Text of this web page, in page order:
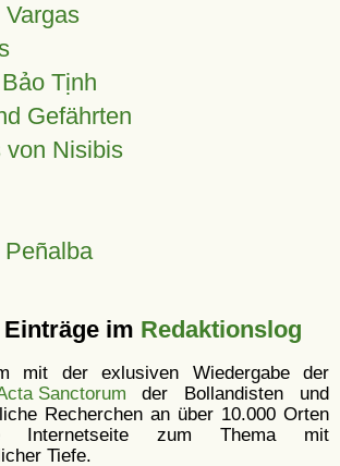
Tịnh
Gefährten
von Nisibis
im Redaktionslog
mit der exlusiven Wiedergabe der
Sanctorum der Bollandisten und
Recherchen an über 10.000 Orten
Internetseite zum Thema mit
Tiefe.